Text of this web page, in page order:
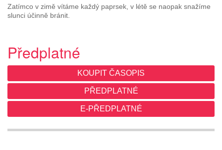
Zatímco v zimě vítáme každý paprsek, v létě se naopak snažíme
slunci účinně bránit.
Předplatné
KOUPIT ČASOPIS
PŘEDPLATNÉ
E-PŘEDPLATNÉ